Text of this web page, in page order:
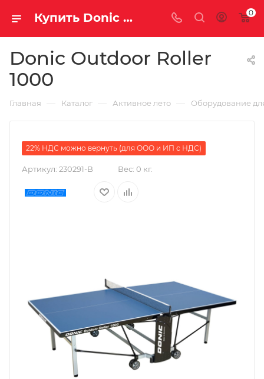
Купить Donic Outdoor Roller 1000 за рублей, а со скидкой 159 990 руб. 0
Donic Outdoor Roller
1000
Главная — Каталог — Активное лето — Оборудование
22% НДС можно вернуть (для ООО и ИП с НДС)
Артикул: 230291-B Вес: 0 кг.